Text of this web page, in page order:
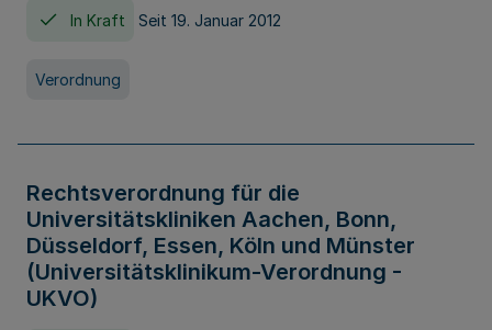
In Kraft Seit 19. Januar 2012
Verordnung
Rechtsverordnung für die
Universitätskliniken Aachen, Bonn,
Düsseldorf, Essen, Köln und Münster
(Universitätsklinikum-Verordnung -
UKVO)